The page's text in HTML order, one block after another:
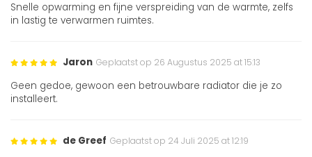
Snelle opwarming en fijne verspreiding van de warmte, zelfs
in lastig te verwarmen ruimtes.
Jaron Geplaatst op 26 Augustus 2025 at 15:13
Geen gedoe, gewoon een betrouwbare radiator die je zo
installeert.
de Greef Geplaatst op 24 Juli 2025 at 12:19